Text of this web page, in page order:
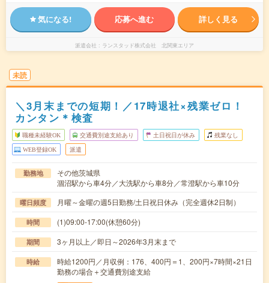
気になる! 応募へ進む 詳しく見る
派遣会社 ランスタッド株式会社 北関東エリア
未読
＼3月末までの短期！／17時退社×残業ゼロ！
カンタン＊検査
職種未経験OK 交通費別途支給あり 土日祝日が休み 残業なし
WEB登録OK 派遣
勤務地
その他茨城県
涸沼駅から車4分／大洗駅から車8分／常澄駅から車10分
曜日頻度 月曜～金曜の週5日勤務/土日祝日休み（完全週休2日制）
時間 (1)09:00-17:00(休憩60分)
期間 3ヶ月以上／即日～2026年3月末まで
時給
時給1200円／月収例：176、400円＝1、200円×7時間×21日
勤務の場合＋交通費別途支給